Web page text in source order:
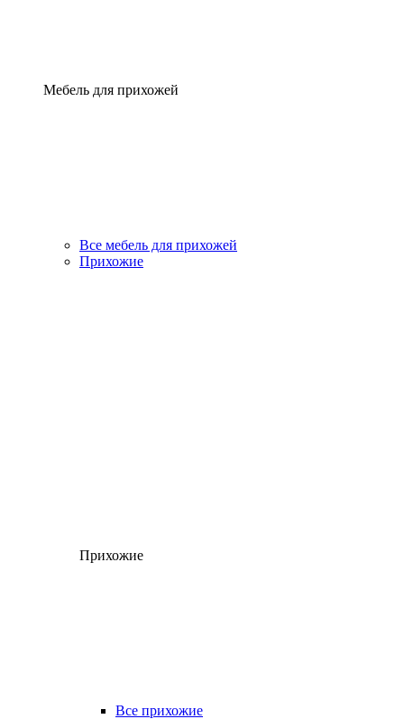
Мебель для прихожей
Все мебель для прихожей
Прихожие
Прихожие
Все прихожие